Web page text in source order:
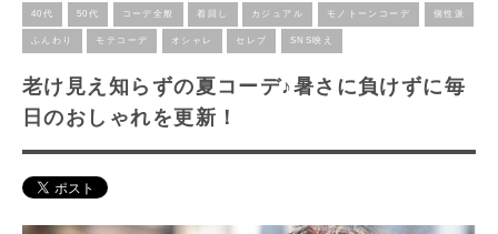
40代 50代 コーデ全般 着回し カジュアル モノトーンコーデ 個性派
ふんわり モテコーデ オシャレ セレブ SNS映え
老け見え知らずの夏コーデ♪暑さに負けずに毎
日のおしゃれを更新！